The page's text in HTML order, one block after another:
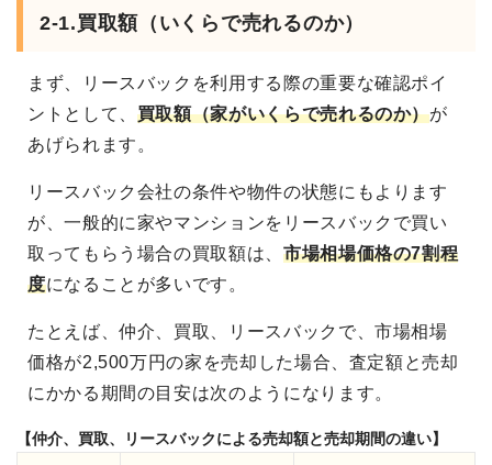
2-1.買取額（いくらで売れるのか）
まず、リースバックを利用する際の重要な確認ポイ
ントとして、 買取額（家がいくらで売れるのか）が
あげられます。
リースバック会社の条件や物件の状態にもよります
が、一般的に家やマンションをリースバックで買い
取ってもらう場合の買取額は、 市場相場価格の7割程
度になることが多いです。
たとえば、仲介、買取、リースバックで、市場相場
価格が2,500万円の家を売却した場合、査定額と売却
にかかる期間の目安は次のようになります。
【仲介、買取、リースバックによる売却額と売却期間の違い】